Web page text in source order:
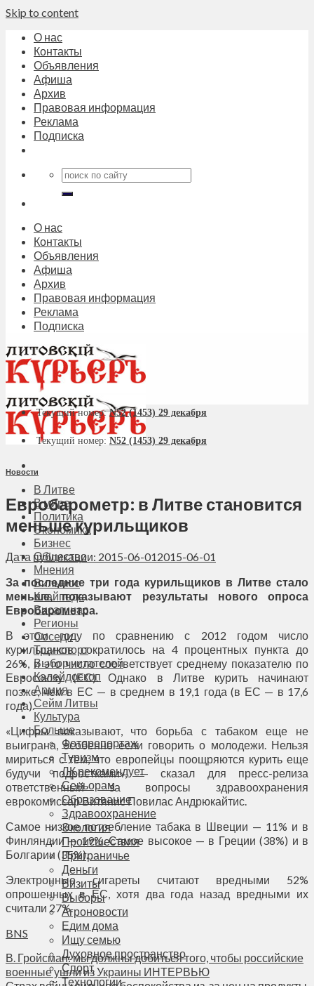
Skip to content
О нас
Контакты
Объявления
Афиша
Архив
Правовая информация
Реклама
Подписка
О нас
Контакты
Объявления
Афиша
Архив
Правовая информация
Реклама
Подписка
В Литве
В мире
Политика
Экономика
Бизнес
Общество
Мнения
Вильнюс
Клайпеда
Висагинас
Регионы
Соседи
Транспорт
Выбор читателей
Калейдоскоп
Армия
Сейм Литвы
Культура
Больше
Фоторепортаж
Туризм
ЛК рекомендует
Сеньорам
Образование
Здравоохранение
Экология
Происшествия
Приграничье
Деньги
Визиты
Выборы
Агроновости
Едим дома
Ищу семью
Духовное пространство
Спорт
Технологии
Текущий номер:N52 (1453) 29 декабря
Текущий номер: N52 (1453) 29 декабря
Новости
Евробарометр: в Литве становится
меньше курильщиков
Дата публикации: 2015-06-012015-06-01
За последние три года курильщиков в Литве стало
меньше, показывают результаты нового опроса
Евробарометра.
В этом году по сравнению с 2012 годом число
курильщиков сократилось на 4 процентных пункта до
26%, и это число соответствует среднему показателю по
Евросоюзу (ЕС). Однако в Литве курить начинают
позже, чем в ЕС — в среднем в 19,1 года (в ЕС — в 17,6
года).
«Цифры показывают, что борьба с табаком еще не
выиграна, особенно если говорить о молодежи. Нельзя
мириться с тем, что европейцы поощряются курить еще
будучи подростками», — сказал для пресс-релиза
ответственный за вопросы здравоохранения
еврокомиссар Витянис Повилас Андрюкайтис.
Самое низкое потребление табака в Швеции — 11% и в
Финляндии — 19%. Самое высокое — в Греции (38%) и в
Болгарии (35%).
Электронные сигареты считают вредными 52%
опрошенных в ЕС, хотя два года назад вредными их
считали 27%.
BNS
В. Гройсман: мы должны добиться того, чтобы российские
военные ушли из Украины ИНТЕРВЬЮ